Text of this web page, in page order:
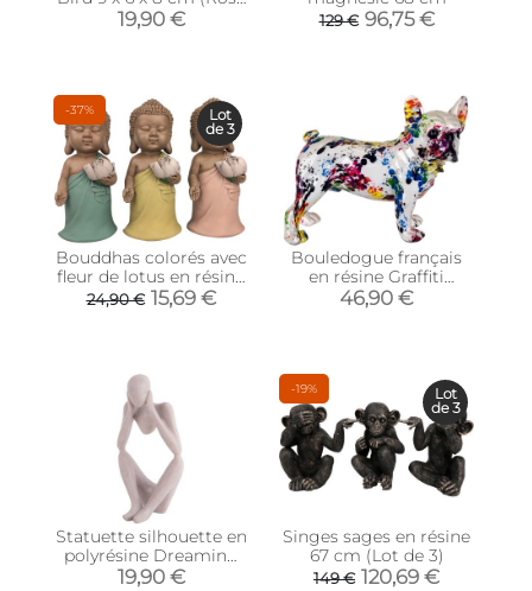
pâle)
19,90 € 129 € 96,75 €
-37%
Bouddhas colorés avec
fleur de lotus en résine
(Lot de 3)
24,90 € 15,69 €
Lot
de 3
Bouledogue français
en résine Graffiti
(Tâches de peinture
Tâches de peinture)
46,90 €
Statuette silhouette en
polyrésine Dreaming
(Gris clair)
19,90 €
-19%
Singes sages en résine
67 cm (Lot de 3)
149 € 120,69 €
Lot
de 3